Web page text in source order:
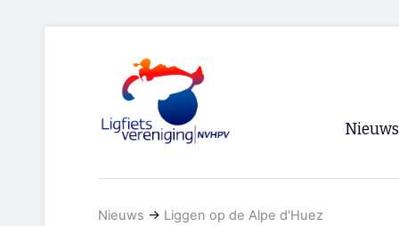
Nieuws
Nieuws → Liggen op de Alpe d'Huez